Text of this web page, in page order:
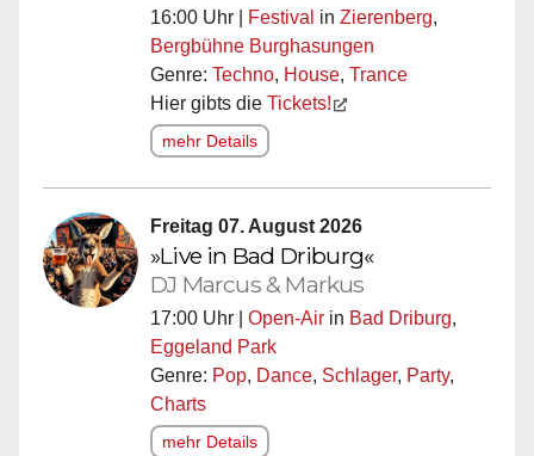
16:00 Uhr | Festival in Zierenberg,
Bergbühne Burghasungen
Genre: Techno, House, Trance
Hier gibts die Tickets!
mehr Details
Freitag 07. August 2026
»Live in Bad Driburg«
DJ Marcus & Markus
17:00 Uhr | Open-Air in Bad Driburg,
Eggeland Park
Genre: Pop, Dance, Schlager, Party,
Charts
mehr Details